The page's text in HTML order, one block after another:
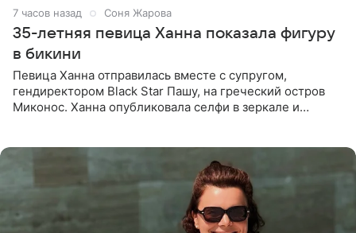
7 часов назад Соня Жарова
35-летняя певица Ханна показала фигуру
в бикини
Певица Ханна отправилась вместе с супругом,
гендиректором Black Star Пашу, на греческий остров
Миконос. Ханна опубликовала селфи в зеркале и